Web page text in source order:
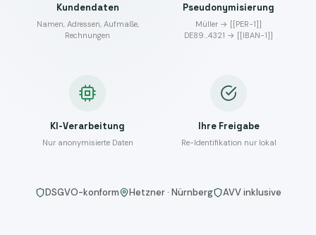
Kundendaten
Namen, Adressen, Aufmaße,
Rechnungen
Pseudonymisierung
Müller → [[PER-1]]
DE89…4321 → [[IBAN-1]]
KI-Verarbeitung
Nur anonymisierte Daten
Ihre Freigabe
Re-Identifikation nur lokal
DSGVO-konform Hetzner · Nürnberg AVV inklusive